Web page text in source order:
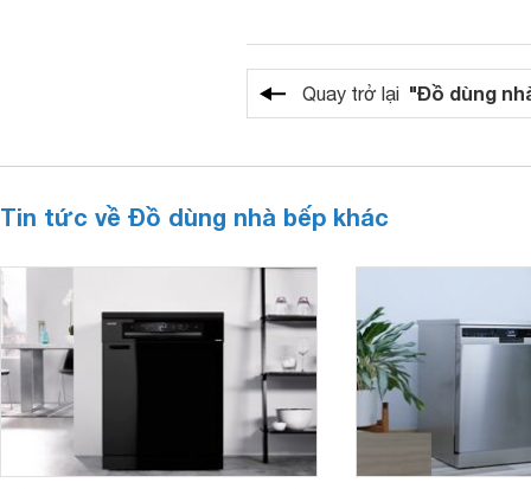
Quay trở lại "Đồ dùng
Tin tức về Đồ dùng nhà bếp khác